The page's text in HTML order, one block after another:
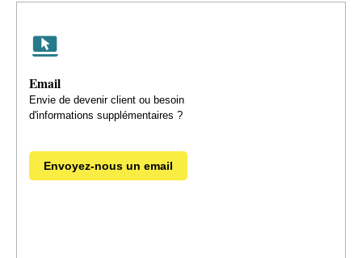
Email
Envie de devenir client ou besoin
d'informations supplémentaires ?
Envoyez-nous un email